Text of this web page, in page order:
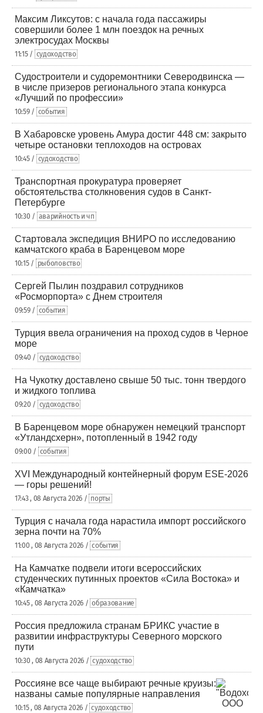
Максим Ликсутов: с начала года пассажиры
совершили более 1 млн поездок на речных
электросудах Москвы
11:15 / судоходство
Судостроители и судоремонтники Северодвинска —
в числе призеров регионального этапа конкурса
«Лучший по профессии»
10:59 / события
В Хабаровске уровень Амура достиг 448 см: закрыто
четыре остановки теплоходов на островах
10:45 / судоходство
Транспортная прокуратура проверяет
обстоятельства столкновения судов в Санкт-
Петербурге
10:30 / аварийность и чп
Стартовала экспедиция ВНИРО по исследованию
камчатского краба в Баренцевом море
10:15 / рыболовство
Сергей Пылин поздравил сотрудников
«Росморпорта» с Днем строителя
09:59 / события
Турция ввела ограничения на проход судов в Черное
море
09:40 / судоходство
На Чукотку доставлено свыше 50 тыс. тонн твердого
и жидкого топлива
09:20 / судоходство
В Баренцевом море обнаружен немецкий транспорт
«Утландсхерн», потопленный в 1942 году
09:00 / события
XVI Международный контейнерный форум ESE-2026
— горы решений!
17:43 , 08 Августа 2026 / порты
Турция с начала года нарастила импорт российского
зерна почти на 70%
11:00 , 08 Августа 2026 / события
На Камчатке подвели итоги всероссийских
студенческих путинных проектов «Сила Востока» и
«Камчатка»
10:45 , 08 Августа 2026 / образование
Россия предложила странам БРИКС участие в
развитии инфраструктуры Северного морского
пути
10:30 , 08 Августа 2026 / судоходство
Россияне все чаще выбирают речные круизы:
названы самые популярные направления
10:15 , 08 Августа 2026 / судоходство